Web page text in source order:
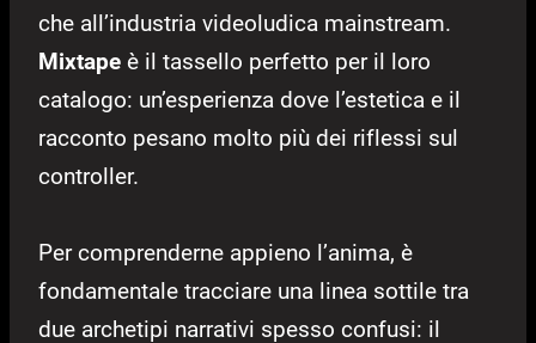
che all’industria videoludica mainstream.
Mixtape è il tassello perfetto per il loro
catalogo: un’esperienza dove l’estetica e il
racconto pesano molto più dei riflessi sul
controller.
Per comprenderne appieno l’anima, è
fondamentale tracciare una linea sottile tra
due archetipi narrativi spesso confusi: il